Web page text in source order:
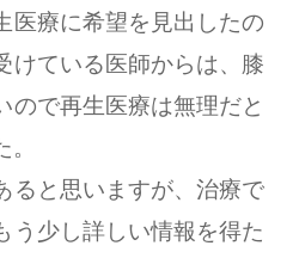
医療に希望を見出したの
けている医師からは、膝
ので再生医療は無理だと
ると思いますが、治療で
う少し詳しい情報を得た